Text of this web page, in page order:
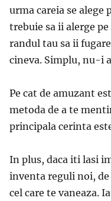
urma careia se alege
trebuie sa ii alerge
randul tau sa ii
cineva. Simplu, nu-i
Pe cat de amuzant
metoda de a te
principala cerinta
In plus, daca iti lasi
inventa reguli noi, de
cel care te vaneaza.